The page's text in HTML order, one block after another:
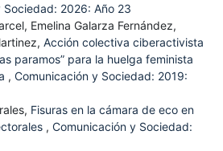
Sociedad: 2026: Año 23
Emelina Galarza Fernández,
Acción colectiva ciberactivista
paramos” para la huelga feminista
, Comunicación y Sociedad: 2019:
Fisuras en la cámara de eco en
, Comunicación y Sociedad: